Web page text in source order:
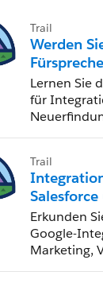
Trail
Werden
Lernen Sie
für
Trail
Google
Erkunden
Google-
Marketing,